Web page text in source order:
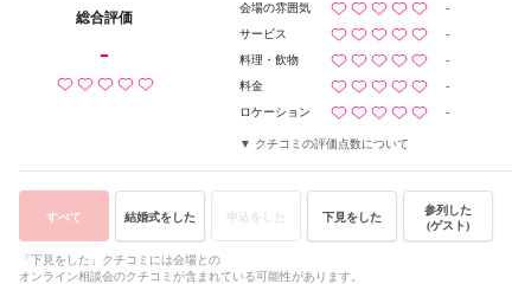
総合評価
-
会場の雰囲気
-
サービス
-
料理・飲物
-
料金
-
ロケーション
-
クチコミの評価点数について
すべて 結婚式をした 申込をした 下見をした
参列した
(ゲスト)
「下見をした」クチコミには会場との
オンライン相談会のクチコミが含まれている可能性があります。